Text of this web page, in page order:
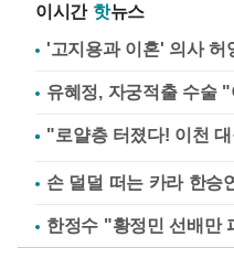
이시간 핫뉴스
'고지용과 이혼' 의사 허
유혜정, 자궁적출 수술
손 덜덜 떠는 카라 한승
한정수 "황정민 선배만